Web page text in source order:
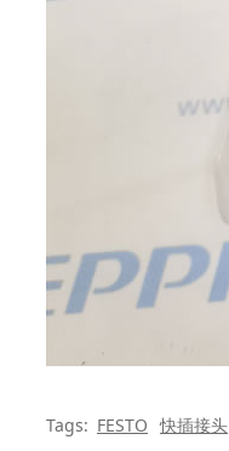
Tags: FESTO 快插接头